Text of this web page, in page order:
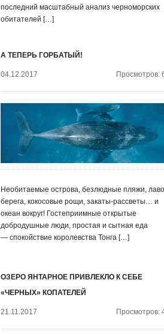
последний масштабный анализ черноморских
обитателей […]
А ТЕПЕРЬ ГОРБАТЫЙ!
04.12.2017 Просмотров:
Необитаемые острова, безлюдные пляжи,
берега, кокосовые рощи, закаты-рассветы… и
океан вокруг! Гостеприимные открытые
добродушные люди, простая и сытная еда
— спокойствие королевства Тонга […]
ОЗЕРО ЯНТАРНОЕ ПРИВЛЕКЛО К СЕБЕ
«ЧЕРНЫХ» КОПАТЕЛЕЙ
21.11.2017 Просмотров: